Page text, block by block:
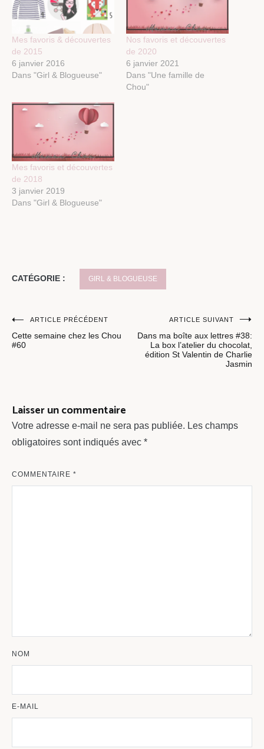
Mes favoris & découvertes
de 2015
6 janvier 2016
Dans "Girl & Blogueuse"
Nos favoris et découvertes
de 2020
6 janvier 2021
Dans "Une famille de
Chou"
Mes favoris et découvertes
de 2018
3 janvier 2019
Dans "Girl & Blogueuse"
CATÉGORIE : GIRL & BLOGUEUSE
Navigation
de
ARTICLE PRÉCÉDENT
Cette semaine chez les Chou
#60
ARTICLE SUIVANT
Dans ma boîte aux lettres #38:
La box l’atelier du chocolat,
édition St Valentin de Charlie
Jasmin
Laisser un commentaire
Votre adresse e-mail ne sera pas publiée. Les champs
obligatoires sont indiqués avec *
COMMENTAIRE *
NOM
E-MAIL